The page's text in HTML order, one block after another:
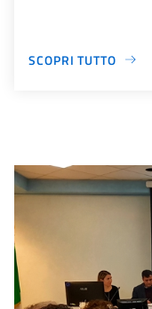
SCOPRI TUTTO